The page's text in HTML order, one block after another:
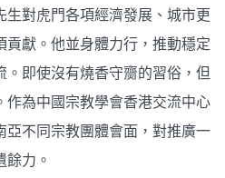
對虎門各項經濟發展、城市更
獻。他並身體力行，推動穩定
即使沒有燒香守齌的習俗，但
為中國宗教學會香港交流中心
亞不同宗教團體會面，對推廣一
力。